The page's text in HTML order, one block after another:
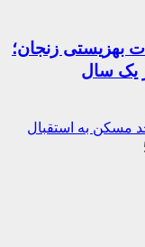
بهزیستی زنجان؛
با ۱۸ طرح اشتغال و ۲۶ واحد مسکن به استقبال